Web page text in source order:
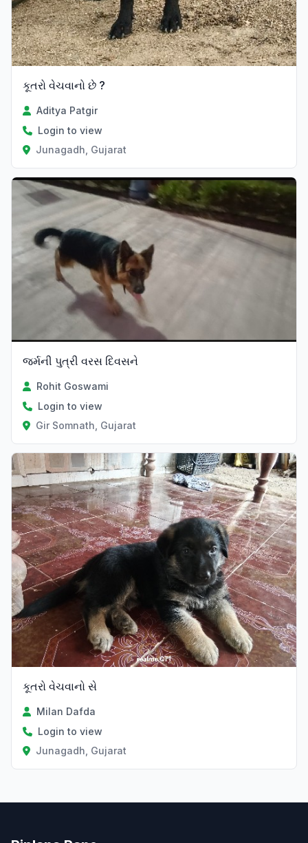
કૂતરો વેચવાનો છે ?
Aditya Patgir
Login to view
Junagadh, Gujarat
જર્મની પુત્રી વરસ દિવસને
Rohit Goswami
Login to view
Gir Somnath, Gujarat
કૂતરો વેચવાનો સે
Milan Dafda
Login to view
Junagadh, Gujarat